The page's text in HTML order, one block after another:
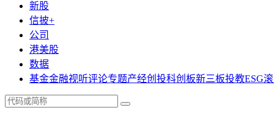
新股
信披+
公司
港美股
数据
基金金融视听评论专题产经创投科创板新三板投教ESG